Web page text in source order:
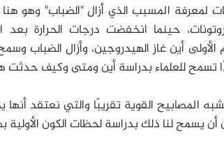
لمعرفة المسبب الذي أزال "الضباب" وهو
حينما انخفضت درجات الحرارة
أين غاز الهيدروجين، وأزال الضباب
تسمح للعلماء بدراسة أين ومتى وكيف حدثت
المصابيح القوية تقريبًا والتي نعتقد
يسمح لنا ذلك بدراسة لحظات الكون الأولية